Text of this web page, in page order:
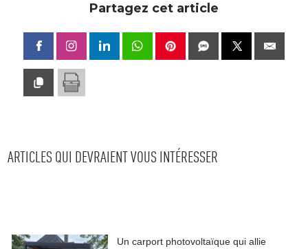
Partagez cet article
ARTICLES QUI DEVRAIENT VOUS INTÉRESSER
Un carport photovoltaïque qui allie